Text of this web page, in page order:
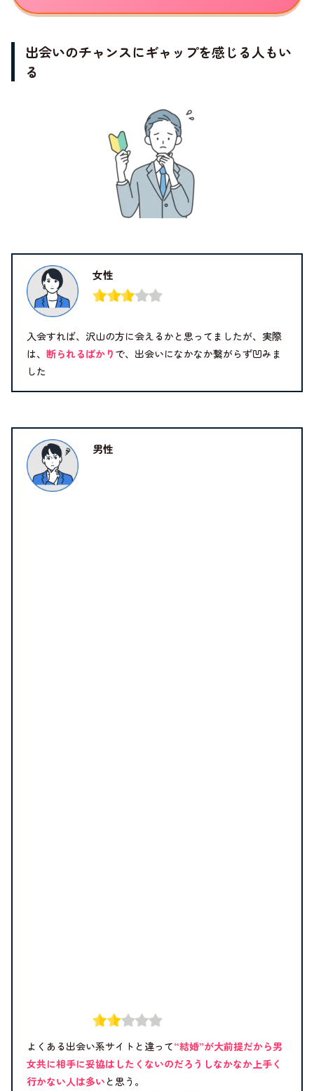
出会いのチャンスにギャップを感じる人もい
る
女性
入会すれば、沢山の方に会えるかと思ってましたが、実際
は、 断られるばかり で、出会いになかなか繋がらず凹みま
した
男性
よくある出会い系サイトと違って“結婚”が大前提だから男
女共に相手に妥協はしたくないのだろうしなかなか上手く
行かない人は多い と思う。